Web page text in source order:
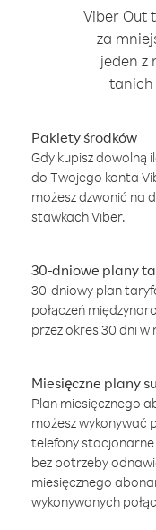
Viber Out
za
jeden z
tanich
Pakiety środków
Gdy kupisz dowolną
do Twojego konta
możesz dzwonić na
stawkach Viber.
30-dniowe plany
30-dniowy plan
połączeń
przez okres 30 dni w
Miesięczne plany
Plan miesięcznego
możesz wykonywać
telefony stacjonarne
bez potrzeby
miesięcznego
wykonywanych